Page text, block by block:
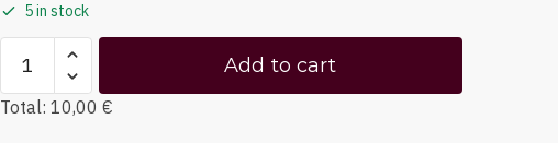
5 in stock
Add to cart
Total: 10,00 €